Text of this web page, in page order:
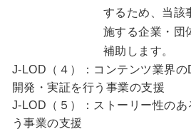
するため、当該
施する企業・団
補助します。
J-LOD（４）：コンテンツ業界
開発・実証を行う事業の支援
J-LOD（５）：ストーリー性の
う事業の支援